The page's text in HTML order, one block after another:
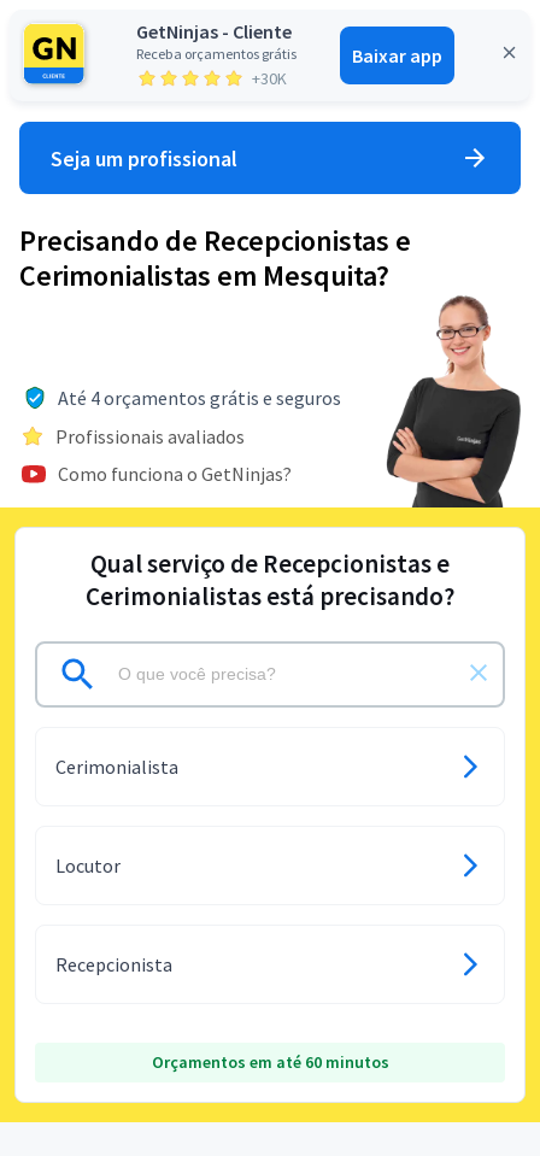
GetNinjas - Cliente
Receba orçamentos grátis
+30K
Baixar app
Entrar
Seja um profissional
Precisando de Recepcionistas e
Cerimonialistas em Mesquita?
Até 4 orçamentos grátis e seguros
Profissionais avaliados
Como funciona o GetNinjas?
Qual serviço de Recepcionistas e
Cerimonialistas está precisando?
Cerimonialista
Locutor
Recepcionista
Orçamentos em até 60 minutos